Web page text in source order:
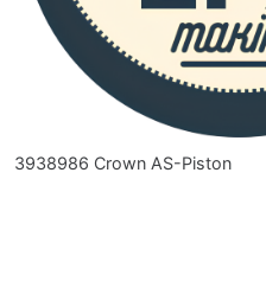
3938986 Crown AS-Piston